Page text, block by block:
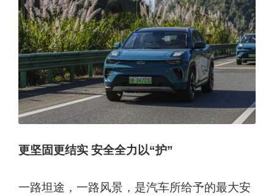
更坚固更结实 安全全力以“护”
一路坦途，一路风景，是汽车所给予的最大安